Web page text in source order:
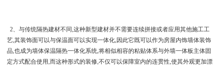
2、与传统隔热建材不同,这种新型建材并不需要连续拼接或者应用其他施工工
艺,其装饰面可以与保温面可以实现一体化,因此它既可以作为房屋内饰墙体装饰
品,也成为墙体保温隔热一体化系统,将相似相容的粘贴体系与外墙一体板主体固
定方式配合使用,而这种形式的装修,不仅可以保障室内的连贯性,使其外观更加漂